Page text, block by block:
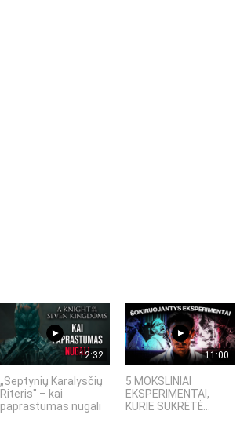
12:32
„Septynių Karalysčių
Riteris" – kai
paprastumas nugali
11:00
5 MOKSLINIAI
EKSPERIMENTAI,
KURIE SUKRĖTĖ...